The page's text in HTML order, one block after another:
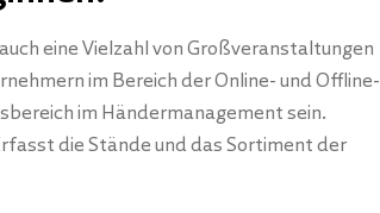
eine Vielzahl von Großveranstaltungen
im Bereich der Online- und Offline-
im Händermanagement sein.
die Stände und das Sortiment der